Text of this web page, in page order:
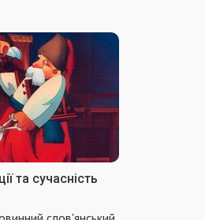
та сучасність